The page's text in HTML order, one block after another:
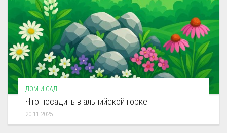
ДОМ И САД
Что посадить в альпийской горке
20.11.2025